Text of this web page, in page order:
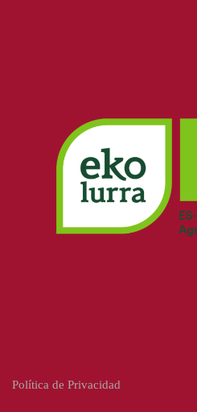
Política de Privacidad